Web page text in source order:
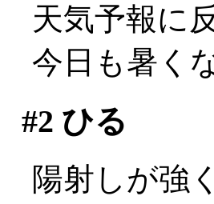
天気予報に
今日も暑く
#2 ひる
陽射しが強